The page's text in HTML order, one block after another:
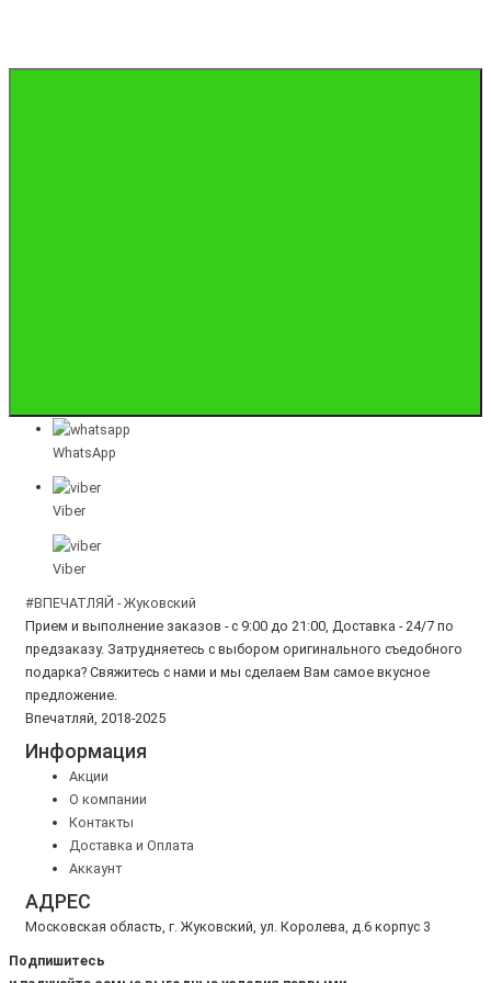
WhatsApp
Viber
Viber
#ВПЕЧАТЛЯЙ - Жуковский
Прием и выполнение заказов - с 9:00 до 21:00, Доставка - 24/7 по
предзаказу. Затрудняетесь с выбором оригинального съедобного
подарка? Свяжитесь с нами и мы сделаем Вам самое вкусное
предложение.
Впечатляй, 2018-2025
Информация
Акции
О компании
Контакты
Доставка и Оплата
Аккаунт
АДРЕС
Московская область, г. Жуковский, ул. Королева, д.6 корпус 3
Подпишитесь